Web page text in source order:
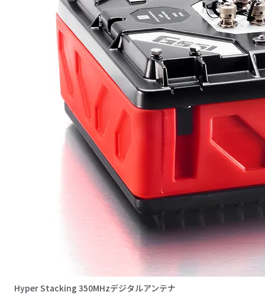
Hyper Stacking 350MHzデジタルアンテナ